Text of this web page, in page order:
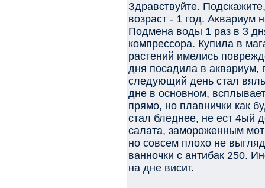
Здравствуйте.
возраст - 1 год. Аквариум
Подмена воды 1 раз в 3
компрессора. Купила в
растений имелись
дня посадила в аквариум,
следующий день стал
дне в основном,
прямо, но плавнички как
стал бледнее, не ест 4ый
салата, замороженным
но совсем плохо не
ванночки с антибак 250.
на дне висит.